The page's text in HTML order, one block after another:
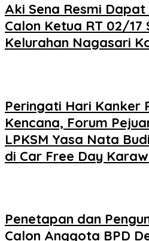
Aki Sena Resmi
Calon Ketua RT 02/
Kelurahan Nagasari
Peringati Hari Kanker
Kencana, Forum
LPKSM Yasa Nata
di Car Free Day
Penetapan dan
Calon Anggota BPD